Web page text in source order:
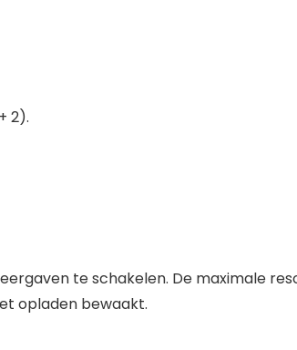
2).
te schakelen. De maximale
opladen bewaakt.